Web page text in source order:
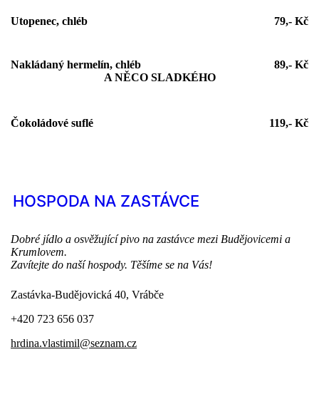
Utopenec, chléb 79,- Kč
Nakládaný hermelín, chléb
89,- Kč
A NĚCO SLADKÉHO
Čokoládové suflé 119,- Kč
HOSPODA NA ZASTÁVCE
Dobré jídlo a osvěžující pivo na zastávce mezi Budějovicemi a
Krumlovem.
Zavítejte do naší hospody. Těšíme se na Vás!
Zastávka-Budějovická 40, Vrábče
+420 723 656 037
hrdina.vlastimil@seznam.cz